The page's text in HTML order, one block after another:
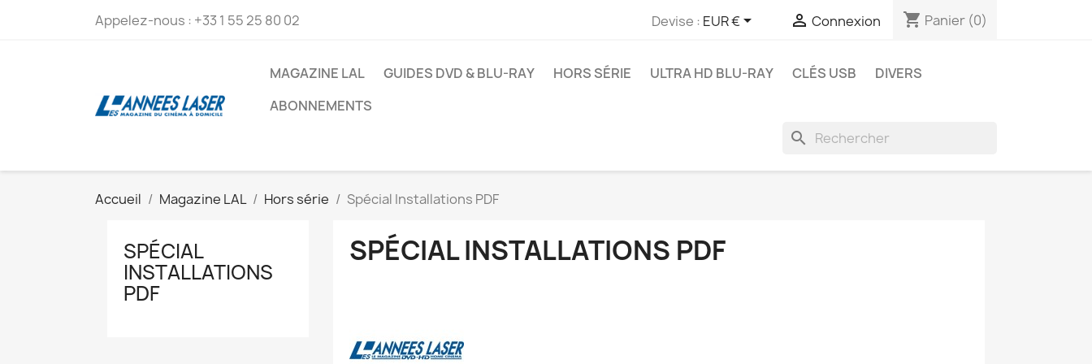
Appelez-nous : +33 1 55 25 80 02 Devise : EUR €  Connexion shopping_cart Panier (0)
MAGAZINE LAL GUIDES DVD & BLU-RAY HORS SÉRIE ULTRA HD BLU-RAY CLÉS USB
DIVERS
ABONNEMENTS
search
Accueil Magazine LAL Hors série Spécial Installations PDF
SPÉCIAL
INSTALLATIONS
PDF
SPÉCIAL INSTALLATIONS PDF